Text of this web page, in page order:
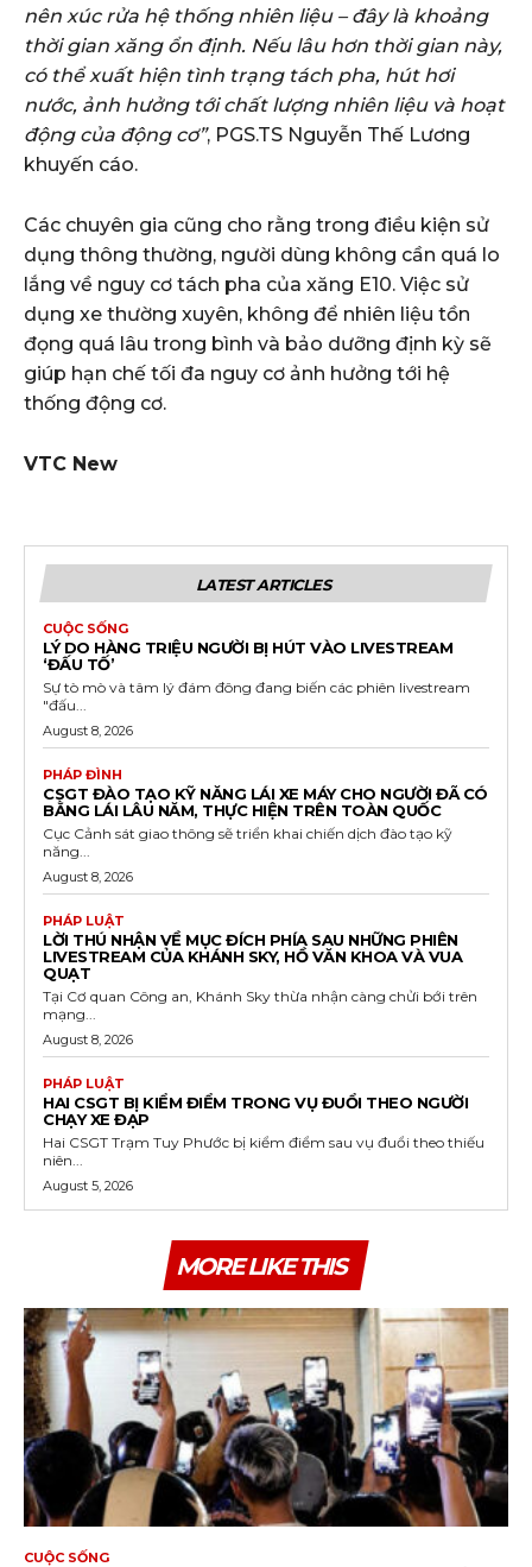
nên xúc rửa hệ thống nhiên liệu – đây là khoảng
thời gian xăng ổn định. Nếu lâu hơn thời gian này,
có thể xuất hiện tình trạng tách pha, hút hơi
nước, ảnh hưởng tới chất lượng nhiên liệu và hoạt
động của động cơ”, PGS.TS Nguyễn Thế Lương
khuyến cáo.
Các chuyên gia cũng cho rằng trong điều kiện sử
dụng thông thường, người dùng không cần quá lo
lắng về nguy cơ tách pha của xăng E10. Việc sử
dụng xe thường xuyên, không để nhiên liệu tồn
đọng quá lâu trong bình và bảo dưỡng định kỳ sẽ
giúp hạn chế tối đa nguy cơ ảnh hưởng tới hệ
thống động cơ.
VTC New
LATEST ARTICLES
CUỘC SỐNG
LÝ DO HÀNG TRIỆU NGƯỜI BỊ HÚT VÀO LIVESTREAM
‘ĐẤU TỐ’
Sự tò mò và tâm lý đám đông đang biến các phiên livestream
"đấu...
August 8, 2026
PHÁP ĐÌNH
CSGT ĐÀO TẠO KỸ NĂNG LÁI XE MÁY CHO NGƯỜI ĐÃ CÓ
BẰNG LÁI LÂU NĂM, THỰC HIỆN TRÊN TOÀN QUỐC
Cục Cảnh sát giao thông sẽ triển khai chiến dịch đào tạo kỹ
năng...
August 8, 2026
PHÁP LUẬT
LỜI THÚ NHẬN VỀ MỤC ĐÍCH PHÍA SAU NHỮNG PHIÊN
LIVESTREAM CỦA KHÁNH SKY, HỒ VĂN KHOA VÀ VUA
QUẠT
Tại Cơ quan Công an, Khánh Sky thừa nhận càng chửi bới trên
mạng...
August 8, 2026
PHÁP LUẬT
HAI CSGT BỊ KIỂM ĐIỂM TRONG VỤ ĐUỔI THEO NGƯỜI
CHẠY XE ĐẠP
Hai CSGT Trạm Tuy Phước bị kiểm điểm sau vụ đuổi theo thiếu
niên...
August 5, 2026
MORE LIKE THIS
CUỘC SỐNG